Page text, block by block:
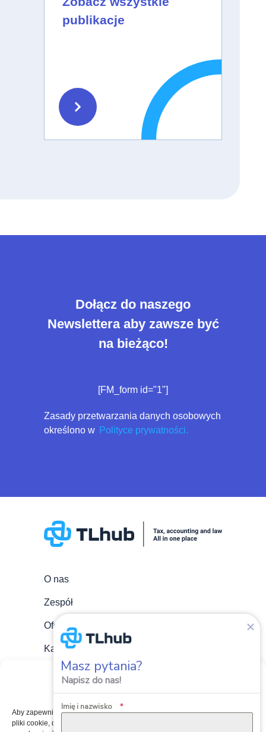
Zarządzaj zgodami plików
cookie
Aby zapewnić jak najlepsze wrażenia, korzystamy z technologii, takich jak
pliki cookie, do przechowywania i/lub uzyskiwania dostępu do informacji o
publikacje
Dołącz do naszego
Newslettera aby zawsze być
na bieżąco!
[FM_form id="1"]
Zasady przetwarzania danych osobowych
określono w Polityce prywatności.
O nas
Zespół
Oferta
Kariera
Aktualności
Blog
Kontakt
Masz pytania?
Napisz do nas!
Imię i nazwisko *